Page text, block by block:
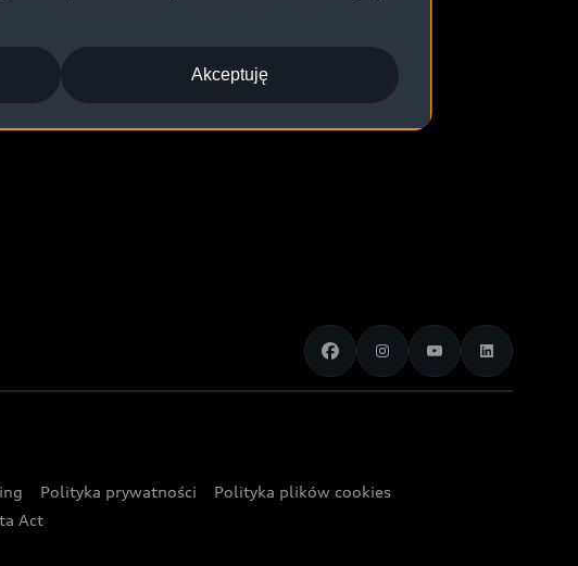
Polityka prywatności
Polityka plików cookies
Act
Akceptuję